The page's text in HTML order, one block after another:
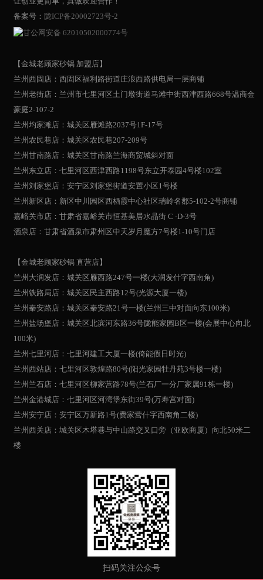
备案号： 陇ICP备20002723号-2
甘公网安备 62010502000774号
【金城老顾家砂锅 加盟店】
兰州西固店：西固区福利路街道庄浪西路供电局一层商铺
兰州老街店：兰州市七里河区土门墩街道马滩中街西津西路668号温商金
豪庭2-107-2
兰州均家滩店：城关区雁滩路2037号1F-17号
兰州农民巷店：城关区农民巷207-209号
兰州甘南路店：城关区甘南路兰海商贸城斜对面
兰州东立店：七里河区西津西路1198号东立开泰园4号楼102室
兰州刘家堡店：安宁区刘家堡街道安置小区1号楼
兰州新区店：新区中川园区西栖霞中心社区瑞岭名郡5-102-2号商铺
嘉峪关市店：甘肃省嘉峪关市恒基美居水晶街 C -D-3号
酒泉店：甘肃省酒泉市肃州区中天岁月魔方7号楼1-10号门店
【金城老顾家砂锅 直营店】
兰州大润发店：城关区雁西路247号一楼(大润发什字西南角)
兰州铁路局店：城关区民主西路12号(光源大厦一楼)
兰州秦安路店：城关区秦安路21号一楼(兰州三中对面向东100米)
兰州盐场堡店：城关区北滨河东路36号陇能家园B区一楼(会展中心向北
100米)
兰州七里河店：七里河建工大厦一楼(倚能假日时光)
兰州西站店：七里河区敦煌路80号(阳光家园牡丹苑3号楼一楼)
兰州兰石店：七里河区柳家营路78号(兰石厂一分厂家属91栋一楼)
兰州金港城店：七里河区河湾堡东街39号(万寿宫对面)
兰州安宁店：安宁区万新路1号(费家营什字西南角二楼)
兰州西关店：城关区木塔巷与中山路交叉口旁（亚欧商厦）向北50米二
楼
扫码关注公众号